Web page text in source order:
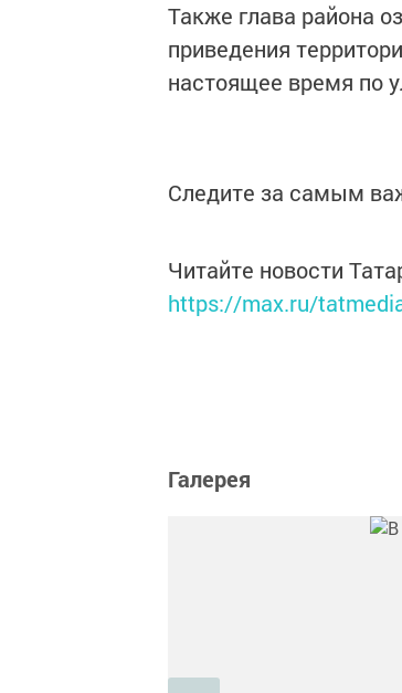
Также глава района
приведения
настоящее время по
Следите за самым
Читайте новости
https://max.ru/
Галерея